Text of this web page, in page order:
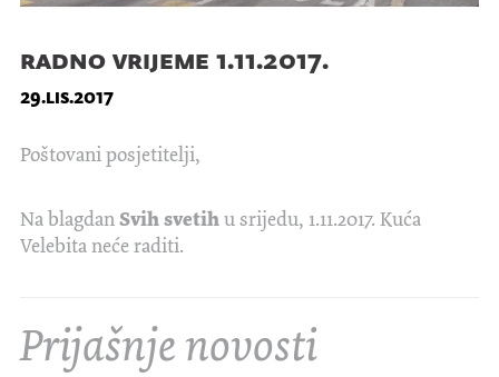
radno vrijeme 1.11.2017.
29.lis.2017
Poštovani posjetitelji,
Na blagdanSvih svetihu srijedu, 1.11.2017. Kuća
Velebita neće raditi.
Prijašnje novosti